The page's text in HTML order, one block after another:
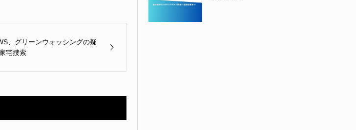
、グリーンウォッシングの疑
宅捜索